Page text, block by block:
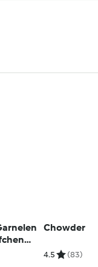
Curry-
Chowder
4.5 (83)